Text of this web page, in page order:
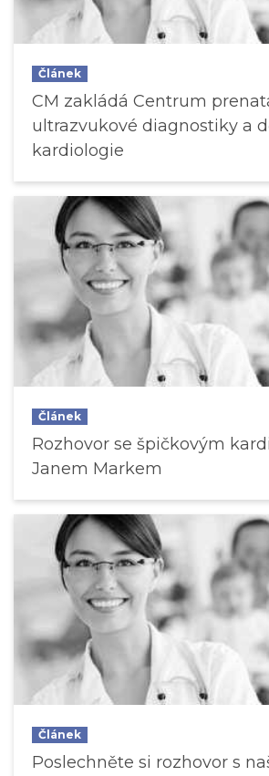
Článek
CM zakládá Centrum
ultrazvukové diagnostiky a
kardiologie
Článek
Rozhovor se špičkovým
Janem Markem
Článek
Poslechněte si rozhovor s